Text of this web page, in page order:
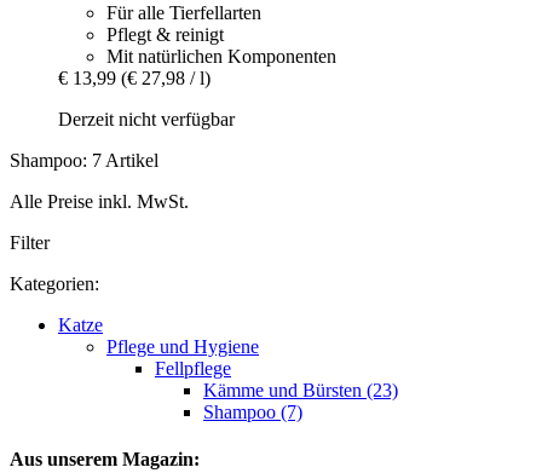
Für alle Tierfellarten
Pflegt & reinigt
Mit natürlichen Komponenten
€ 13,99 (€ 27,98 / l)
Derzeit nicht verfügbar
Shampoo: 7 Artikel
Alle Preise inkl. MwSt.
Filter
Kategorien:
Katze
Pflege und Hygiene
Fellpflege
Kämme und Bürsten (23)
Shampoo (7)
Aus unserem Magazin: